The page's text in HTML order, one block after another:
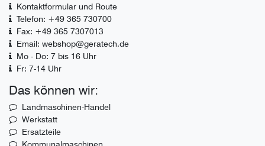
Kontaktformular und Route
Telefon: +49 365 730700
Fax: +49 365 7307013
Email: webshop@geratech.de
Mo - Do: 7 bis 16 Uhr
Fr: 7-14 Uhr
Das können wir:
Landmaschinen-Handel
Werkstatt
Ersatzteile